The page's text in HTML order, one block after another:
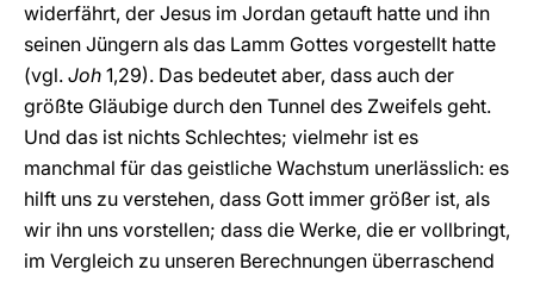
widerfährt, der Jesus im Jordan getauft hatte und ihn
seinen Jüngern als das Lamm Gottes vorgestellt hatte
(vgl. Joh 1,29). Das bedeutet aber, dass auch der
größte Gläubige durch den Tunnel des Zweifels geht.
Und das ist nichts Schlechtes; vielmehr ist es
manchmal für das geistliche Wachstum unerlässlich: es
hilft uns zu verstehen, dass Gott immer größer ist, als
wir ihn uns vorstellen; dass die Werke, die er vollbringt,
im Vergleich zu unseren Berechnungen überraschend